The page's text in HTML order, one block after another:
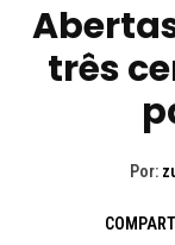
três
Por: